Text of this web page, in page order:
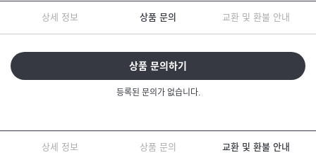
상세 정보 상품 문의 교환 및 환불 안내
상품 문의하기
등록된 문의가 없습니다.
상세 정보 상품 문의 교환 및 환불 안내